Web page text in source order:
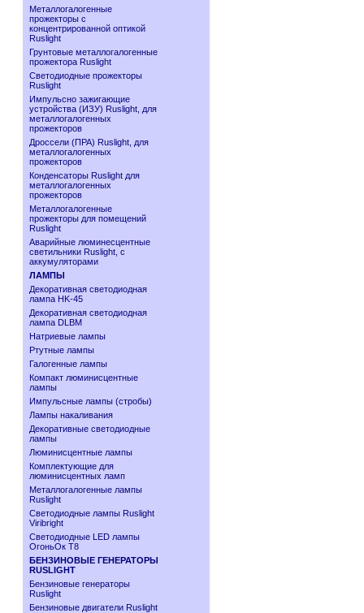
Металлогалогенные
прожекторы с
концентрированной оптикой
Ruslight
Грунтовые металлогалогенные
прожектора Ruslight
Светодиодные прожекторы
Ruslight
Импульсно зажигающие
устройства (ИЗУ) Ruslight, для
металлогалогенных
прожекторов
Дроссели (ПРА) Ruslight, для
металлогалогенных
прожекторов
Конденсаторы Ruslight для
металлогалогенных
прожекторов
Металлогалогенные
прожекторы для помещений
Ruslight
Аварийные люминесцентные
светильники Ruslight, с
аккумуляторами
ЛАМПЫ
Декоративная светодиодная
лампа HK-45
Декоративная светодиодная
лампа DLBM
Натриевые лампы
Ртутные лампы
Галогенные лампы
Компакт люминисцентные
лампы
Импульсные лампы (стробы)
Лампы накаливания
Декоративные светодиодные
лампы
Люминисцентные лампы
Комплектующие для
люминисцентных ламп
Металлогалогенные лампы
Ruslight
Светодиодные лампы Ruslight
Viribright
Cветодиодные LED лампы
ОгоньОк Т8
БЕНЗИНОВЫЕ ГЕНЕРАТОРЫ
RUSLIGHT
Бензиновые генераторы
Ruslight
Бензиновые двигатели Ruslight